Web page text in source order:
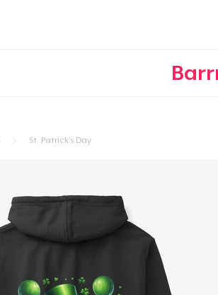
St. Patrick's Day